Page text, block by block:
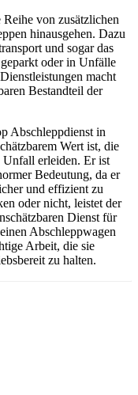
von zusätzlichen
hinausgehen. Dazu
und sogar das
oder in Unfälle
macht
Bestandteil der
Abschleppdienst in
Wert ist, die
Unfall erleiden. Er ist
Bedeutung, da er
und effizient zu
oder nicht, leistet der
Dienst für
Abschleppwagen
Arbeit, die sie
zu halten.